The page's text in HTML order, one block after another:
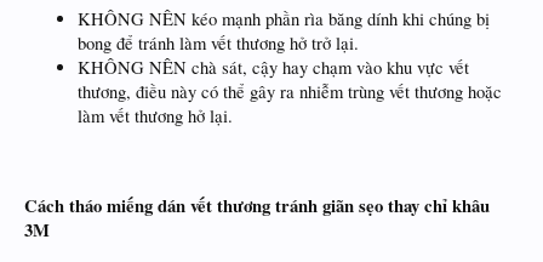
KHÔNG NÊN kéo mạnh phần rìa băng dính khi chúng bị
bong để tránh làm vết thương hở trở lại.
KHÔNG NÊN chà sát, cậy hay chạm vào khu vực vết
thương, điều này có thể gây ra nhiễm trùng vết thương hoặc
làm vết thương hở lại.
Cách tháo miếng dán vết thương tránh giãn sẹo thay chỉ khâu
3M